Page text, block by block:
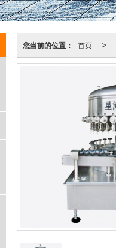
您当前的位置： 首页 >